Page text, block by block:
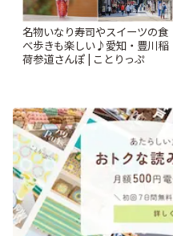
名物いなり寿司やスイーツの食
べ歩きも楽しい♪愛知・豊川稲
荷参道さんぽ | ことりっぷ